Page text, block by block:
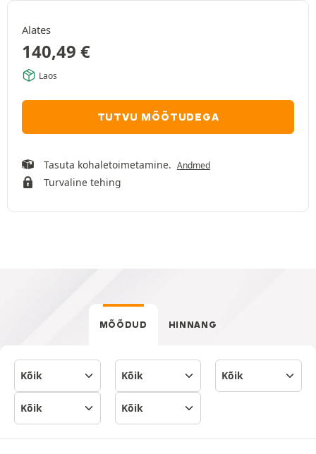
Alates
140,49 €
Laos
TUTVU MÕÕTUDEGA
Tasuta kohaletoimetamine. Andmed
Turvaline tehing
MÕÕDUD HINNANG